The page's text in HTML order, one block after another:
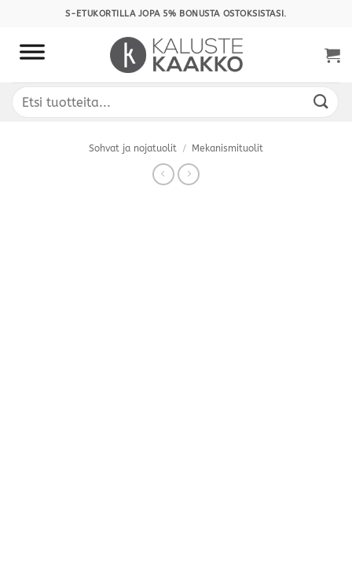
content
S-ETUKORTILLA JOPA 5% BONUSTA OSTOKSISTASI.
Etsi:
Sohvat ja nojatuolit / Mekanismituolit